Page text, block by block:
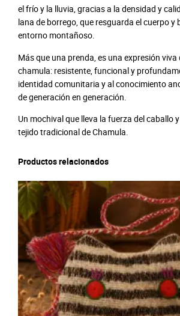
el frío y la lluvia, gracias a la densidad y
lana de borrego, que resguarda el cuerpo y
entorno montañoso.
Más que una prenda, es una expresión
chamula: resistente, funcional y
identidad comunitaria y al conocimiento
de generación en generación.
Un mochival que lleva la fuerza del caballo
tejido tradicional de Chamula.
Productos relacionados